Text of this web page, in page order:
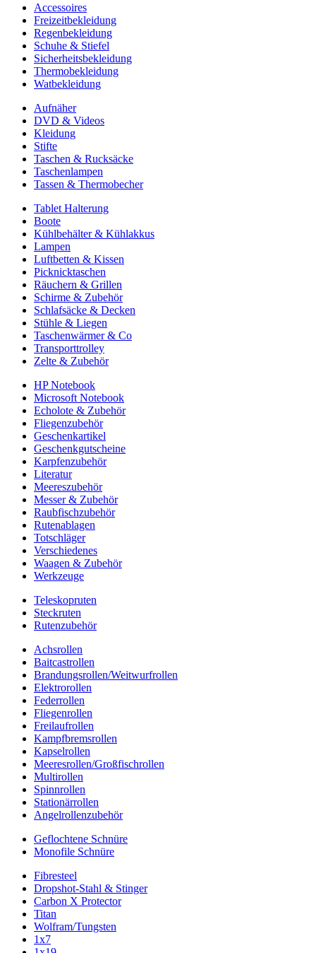
Accessoires
Freizeitbekleidung
Regenbekleidung
Schuhe & Stiefel
Sicherheitsbekleidung
Thermobekleidung
Watbekleidung
Aufnäher
DVD & Videos
Kleidung
Stifte
Taschen & Rucksäcke
Taschenlampen
Tassen & Thermobecher
Tablet Halterung
Boote
Kühlbehälter & Kühlakkus
Lampen
Luftbetten & Kissen
Picknicktaschen
Räuchern & Grillen
Schirme & Zubehör
Schlafsäcke & Decken
Stühle & Liegen
Taschenwärmer & Co
Transporttrolley
Zelte & Zubehör
HP Notebook
Microsoft Notebook
Echolote & Zubehör
Fliegenzubehör
Geschenkartikel
Geschenkgutscheine
Karpfenzubehör
Literatur
Meereszubehör
Messer & Zubehör
Raubfischzubehör
Rutenablagen
Totschläger
Verschiedenes
Waagen & Zubehör
Werkzeuge
Teleskopruten
Steckruten
Rutenzubehör
Achsrollen
Baitcastrollen
Brandungsrollen/Weitwurfrollen
Elektrorollen
Federrollen
Fliegenrollen
Freilaufrollen
Kampfbremsrollen
Kapselrollen
Meeresrollen/Großfischrollen
Multirollen
Spinnrollen
Stationärrollen
Angelrollenzubehör
Geflochtene Schnüre
Monofile Schnüre
Fibresteel
Dropshot-Stahl & Stinger
Carbon X Protector
Titan
Wolfram/Tungsten
1x7